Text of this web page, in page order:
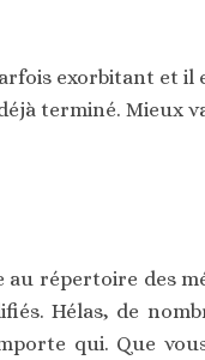
exorbitant et il
terminé. Mieux
au répertoire des
Hélas, de
qui. Que